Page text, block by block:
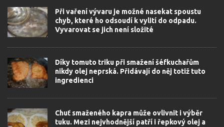
Při vaření vývaru je možné nasekat spoustu
chyb, které ho odsoudí k vylití do odpadu.
Vyvarovat se jich není složité
Díky tomuto triku při smažení šéfkuchařům
nikdy olej neprská. Přidávají do něj totiž tuto
ingredienci
Chuť smaženého kapra může ovlivnit i výběr
tuku. Mezi nejvhodnější patří i řepkový olej a